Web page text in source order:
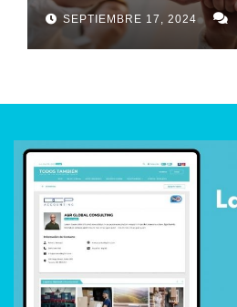
SEPTIEMBRE 17, 2024